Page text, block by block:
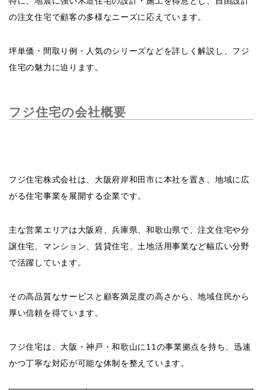
の注文住宅で顧客の多様なニーズに応えています。
坪単価・間取り例・人気のシリーズなどを詳しく解説し、フジ
住宅の魅力に迫ります。
フジ住宅の会社概要
フジ住宅株式会社は、大阪府岸和田市に本社を置き、地域に広
がる住宅事業を展開する企業です。
主な営業エリアは大阪府、兵庫県、和歌山県で、注文住宅や分
譲住宅、マンション、賃貸住宅、土地活用事業など幅広い分野
で活躍しています。
その高品質なサービスと顧客満足度の高さから、地域住民から
厚い信頼を得ています。
フジ住宅は、大阪・神戸・和歌山に11の事業拠点を持ち、迅速
かつ丁寧な対応が可能な体制を整えています。